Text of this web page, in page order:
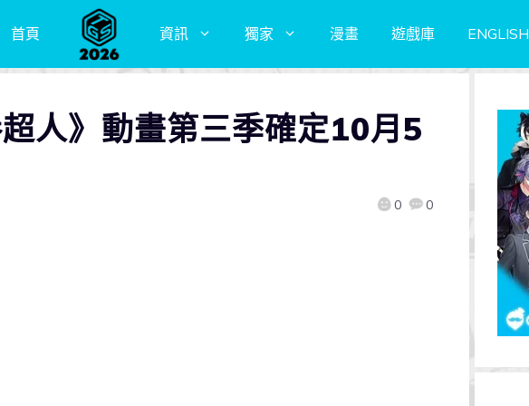
首頁 資訊 獨家 漫畫 遊戲庫 ENGLISH
人》動畫第三季確定10月5
0 0